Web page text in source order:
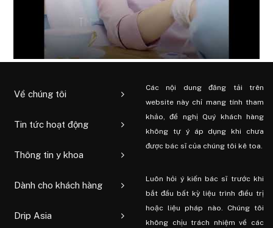
Về chúng tôi
Tin tức hoạt động
Thông tin y khoa
Dành cho khách hàng
Drip Asia
Các nội dung đăng tải trên
website này chỉ mang tính tham
khảo, đề nghị Quý khách hàng
không tự ý áp dụng khi chưa
được bác sĩ của chúng tôi kê toa.
Luôn hỏi ý kiến ​​bác sĩ trước khi
bắt đầu bất kỳ liệu trình điều trị
hoặc liệu pháp nào. Chúng tôi
không chịu trách nhiệm về các